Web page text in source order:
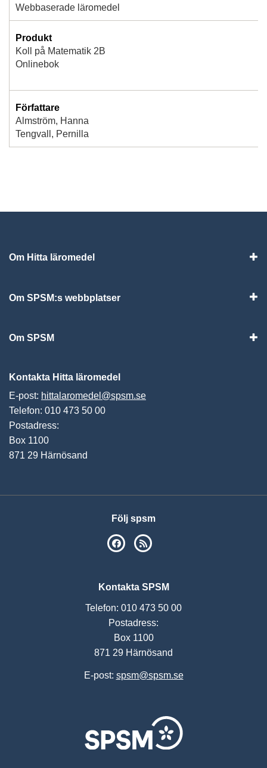
Webbaserade läromedel
Produkt
Koll på Matematik 2B
Onlinebok
Författare
Almström, Hanna
Tengvall, Pernilla
Om Hitta läromedel
Om SPSM:s webbplatser
Om SPSM
Kontakta Hitta läromedel
E-post: hittalaromedel@spsm.se
Telefon: 010 473 50 00
Postadress:
Box 1100
871 29 Härnösand
Följ spsm
SPSM på Facebook
Kontakta SPSM
Telefon: 010 473 50 00
Postadress:
Box 1100
871 29 Härnösand
E-post: spsm@spsm.se